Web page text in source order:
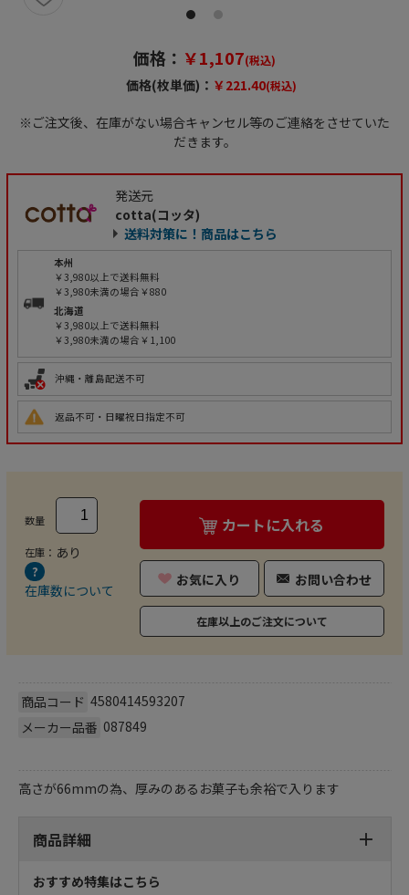
価格： ￥1,107(税込)
価格(枚単価)： ￥221.40(税込)
※ご注文後、在庫がない場合キャンセル等のご連絡をさせていた
だきます。
発送元
cotta(コッタ)
送料対策に！商品はこちら
本州
￥3,980以上で送料無料
￥3,980未満の場合￥880
北海道
￥3,980以上で送料無料
￥3,980未満の場合￥1,100
沖縄・離島配送不可
返品不可・日曜祝日指定不可
数量
在庫： あり
在庫数について
カートに入れる
お気に入り お問い合わせ
在庫以上のご注文について
商品コード 4580414593207
メーカー品番 087849
高さが66mmの為、厚みのあるお菓子も余裕で入ります
商品詳細
おすすめ特集はこちら